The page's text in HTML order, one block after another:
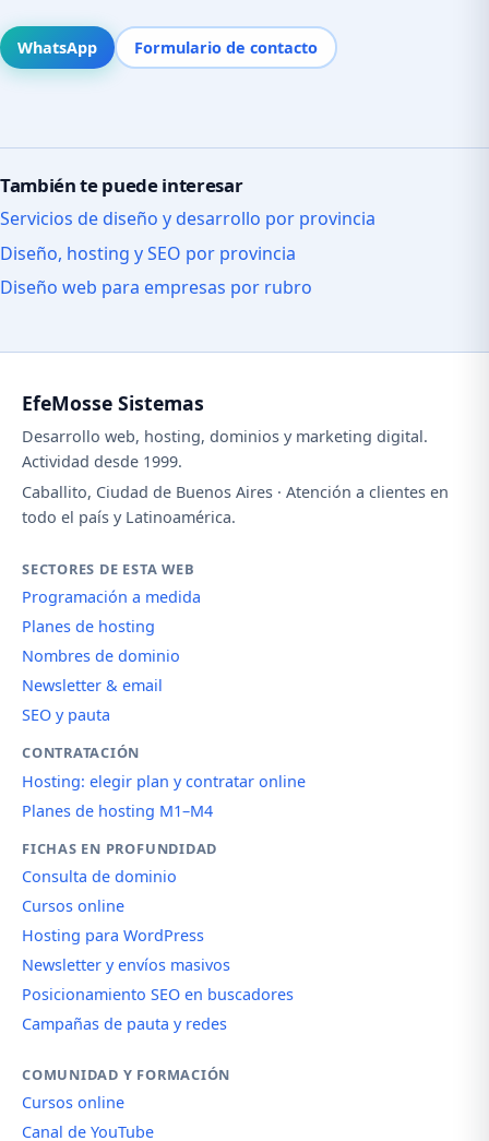
WhatsApp Formulario de contacto
También te puede interesar
Servicios de diseño y desarrollo por provincia
Diseño, hosting y SEO por provincia
Diseño web para empresas por rubro
EfeMosse Sistemas
Desarrollo web, hosting, dominios y marketing digital.
Actividad desde 1999.
Caballito, Ciudad de Buenos Aires · Atención a clientes en
todo el país y Latinoamérica.
SECTORES DE ESTA WEB
Programación a medida
Planes de hosting
Nombres de dominio
Newsletter & email
SEO y pauta
CONTRATACIÓN
Hosting: elegir plan y contratar online
Planes de hosting M1–M4
FICHAS EN PROFUNDIDAD
Consulta de dominio
Cursos online
Hosting para WordPress
Newsletter y envíos masivos
Posicionamiento SEO en buscadores
Campañas de pauta y redes
COMUNIDAD Y FORMACIÓN
Cursos online
Canal de YouTube